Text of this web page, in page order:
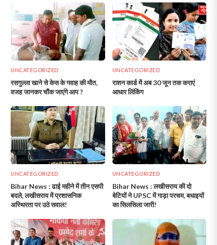
UNCATEGORIZED
रसगुल्ला खाने से केस के गवाह की मौत,
वजह जानकर चौंक जाएंगे आप ?
UNCATEGORIZED
राशन कार्ड में अब 30 जून तक कराएं
आधार लिंकिंग
UNCATEGORIZED
Bihar News : ढाई महीने में तीन एसपी
बदले, लखीसराय में प्रशासनिक
अस्थिरता पर उठे सवाल!
UNCATEGORIZED
Bihar News : लखीसराय की दो
बेटियों ने UPSC में गाड़ा परचम, बधाइयों
का सिलसिला जारी!